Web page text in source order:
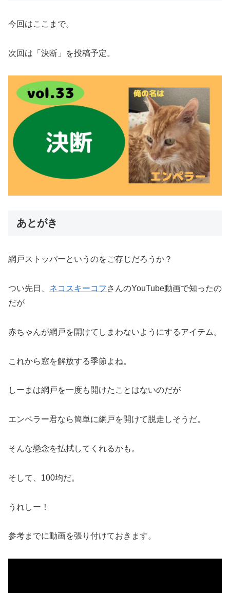
今回はここまで。
次回は「決断」を投稿予定。
あとがき
網戸ストッパーというのをご存じだろうか？
つい先日、 ネコスキーコフ さんのYouTube動画で知ったの
だが
赤ちゃんが網戸を開けてしまわないようにするアイテム。
これから窓を解放する季節よね。
しーまは網戸を一度も開けたことはないのだが
エンペラー君なら簡単に網戸を開けて脱走しそうだ。
そんな懸念を払拭してくれるかも。
そして、100均だ。
うれしー！
参考までに動画を張り付けておきます。